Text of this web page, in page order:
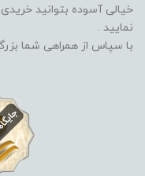
خیالی آسوده بتوانید
نمایید .
با سپاس از همراهی شما